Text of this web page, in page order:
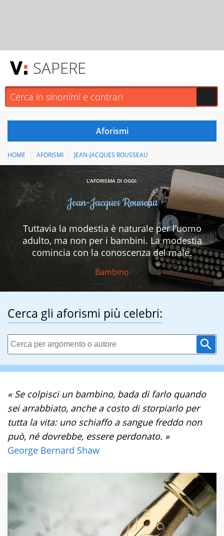
SAPERE
HOME AFORISMI JEAN-JACQUES ROUSSEAU
L'AFORISMA DI OGGI:
Jean-Jacques Rousseau
Tuttavia la modestia è naturale per l’uomo
adulto, ma non per i bambini. La modestia
comincia con la conoscenza del male.
Bambino
Cerca gli aforismi più celebri:
« Se colpisci un bambino, bada di farlo quando
sei arrabbiato, anche a costo di storpiarlo per
tutta la vita: uno schiaffo a sangue freddo non
può, né dovrebbe, essere perdonato. »
George Bernard Shaw